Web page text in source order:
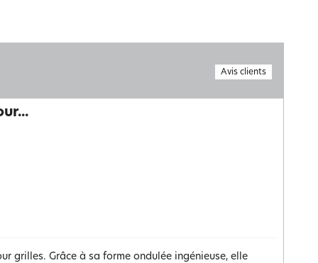
Avis clients
grilles. Grâce à sa forme ondulée ingénieuse, elle